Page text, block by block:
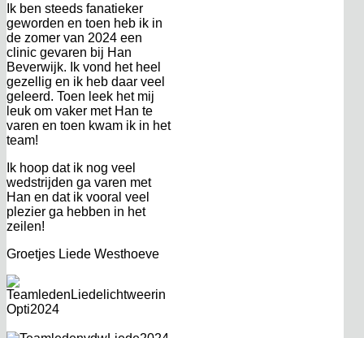
Ik ben steeds fanatieker
geworden en toen heb ik in
de zomer van 2024 een
clinic gevaren bij Han
Beverwijk. Ik vond het heel
gezellig en ik heb daar veel
geleerd. Toen leek het mij
leuk om vaker met Han te
varen en toen kwam ik in het
team!
Ik hoop dat ik nog veel
wedstrijden ga varen met
Han en dat ik vooral veel
plezier ga hebben in het
zeilen!
Groetjes Liede Westhoeve